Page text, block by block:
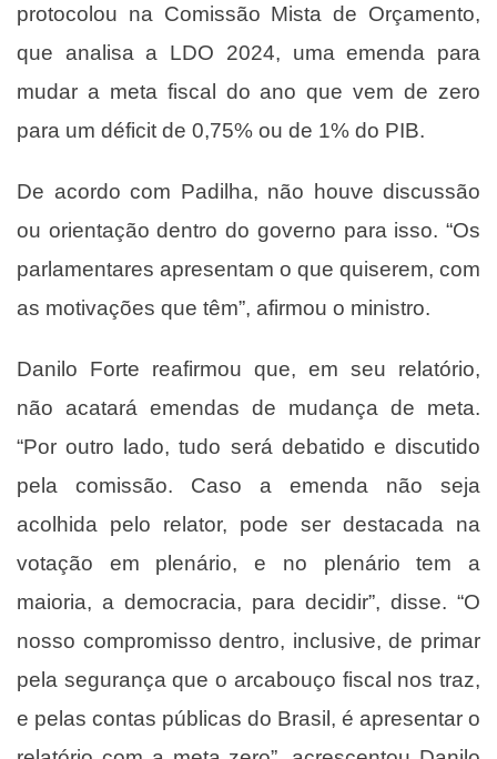
protocolou na Comissão Mista de Orçamento,
que analisa a LDO 2024, uma emenda para
mudar a meta fiscal do ano que vem de zero
para um déficit de 0,75% ou de 1% do PIB.
De acordo com Padilha, não houve discussão
ou orientação dentro do governo para isso. “Os
parlamentares apresentam o que quiserem, com
as motivações que têm”, afirmou o ministro.
Danilo Forte reafirmou que, em seu relatório,
não acatará emendas de mudança de meta.
“Por outro lado, tudo será debatido e discutido
pela comissão. Caso a emenda não seja
acolhida pelo relator, pode ser destacada na
votação em plenário, e no plenário tem a
maioria, a democracia, para decidir”, disse. “O
nosso compromisso dentro, inclusive, de primar
pela segurança que o arcabouço fiscal nos traz,
e pelas contas públicas do Brasil, é apresentar o